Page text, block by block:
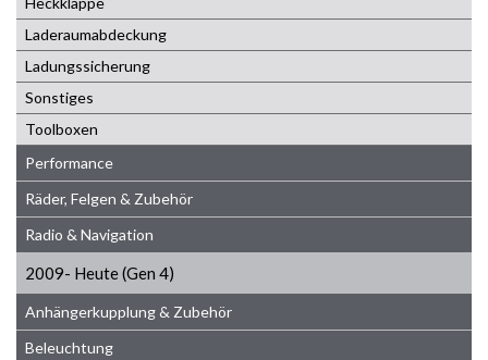
Laderaumabdeckung
Ladungssicherung
Sonstiges
Toolboxen
Performance
Räder, Felgen & Zubehör
Radio & Navigation
2009- Heute (Gen 4)
Anhängerkupplung & Zubehör
Beleuchtung